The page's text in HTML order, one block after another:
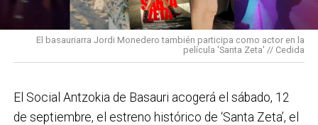
con programas de envejecimiento activo, actividades
en los centros de personas mayores e iniciativas para
combatir la brecha digital. Además, este año se ha
y, a principios del año que viene, se comenzarán a
prestar los servicios de atención diurna y viviendas
pulseras de aviso de temperatura pitando al unísono,
una acción que los sindicatos tachan de negligente y
contraria al propio plan de emergencias de la
Sin soluciones reales
El basauriarra Jordi Monedero también participa como actor en la
película 'Santa Zeta' // Cedida
El Social Antzokia de Basauri acogerá el sábado, 12
de septiembre, el estreno histórico de ‘Santa Zeta’, el